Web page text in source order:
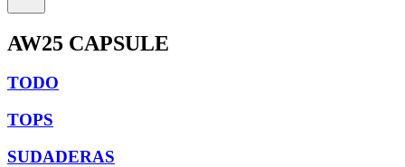
AW25 CAPSULE
TODO
TOPS
SUDADERAS